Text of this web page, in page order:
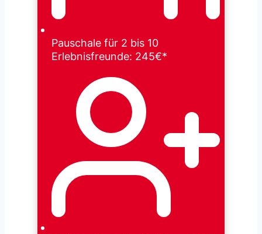
Pauschale für 2 bis 10
Erlebnisfreunde: 245€*